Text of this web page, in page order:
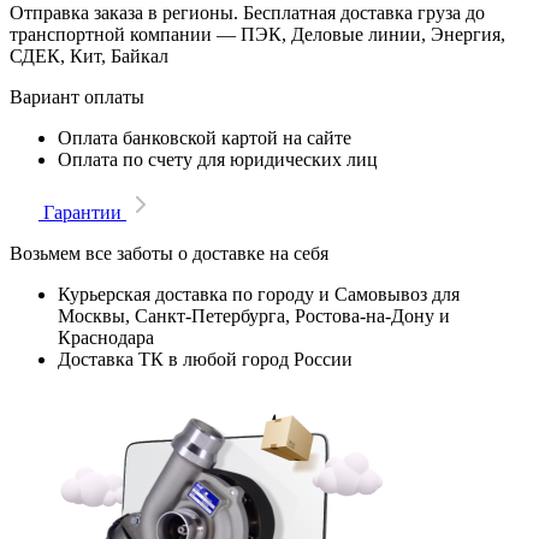
Отправка заказа в регионы. Бесплатная доставка груза до
транспортной компании — ПЭК, Деловые линии, Энергия,
СДЕК, Кит, Байкал
Вариант оплаты
Оплата банковской картой на сайте
Оплата по счету для юридических лиц
Гарантии
Возьмем все заботы о доставке на себя
Курьерская доставка по городу и Самовывоз для
Москвы, Санкт-Петербурга, Ростова-на-Дону и
Краснодара
Доставка ТК в любой город России